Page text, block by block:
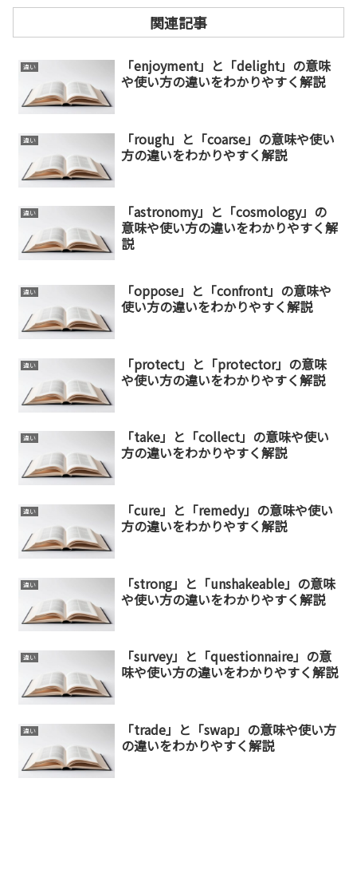
関連記事
違い
「enjoyment」と「delight」の意味
や使い方の違いをわかりやすく解説
違い
「rough」と「coarse」の意味や使い
方の違いをわかりやすく解説
違い
「astronomy」と「cosmology」の
意味や使い方の違いをわかりやすく解
説
違い
「oppose」と「confront」の意味や
使い方の違いをわかりやすく解説
違い
「protect」と「protector」の意味
や使い方の違いをわかりやすく解説
違い
「take」と「collect」の意味や使い
方の違いをわかりやすく解説
違い
「cure」と「remedy」の意味や使い
方の違いをわかりやすく解説
違い
「strong」と「unshakeable」の意味
や使い方の違いをわかりやすく解説
違い
「survey」と「questionnaire」の意
味や使い方の違いをわかりやすく解説
違い
「trade」と「swap」の意味や使い方
の違いをわかりやすく解説